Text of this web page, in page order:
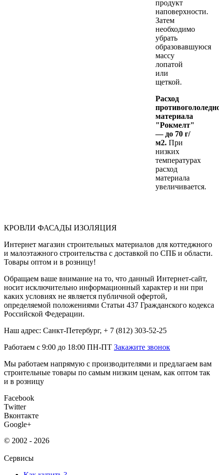
продукт
наповерхности.
Затем
необходимо
убрать
образовавшуюся
массу
лопатой
или
щеткой.
Расход
материала
"Рокмелт"
— до 70 г/
м2. При
низких
температурах
расход
материала
увеличивается.
КРОВЛИ ФАСАДЫ ИЗОЛЯЦИЯ
Интернет магазин строительных материалов для коттеджного
и малоэтажного строительства с доставкой по СПБ и области.
Товары оптом и в розницу!
Обращаем ваше внимание на то, что данный Интернет-сайт,
носит исключительно информационный характер и ни при
каких условиях не является публичной офертой,
определяемой положениями Статьи 437 Гражданского кодекса
Российской Федерации.
Наш адрес: Санкт-Петербург, + 7 (812) 303-52-25
Работаем с 9:00 до 18:00 ПН-ПТ Закажите звонок
Мы работаем напрямую с производителями и предлагаем вам
строительные товары по самым низким ценам, как оптом так
и в розницу
Facebook
Twitter
Вконтакте
Google+
© 2002 - 2026
Сервисы